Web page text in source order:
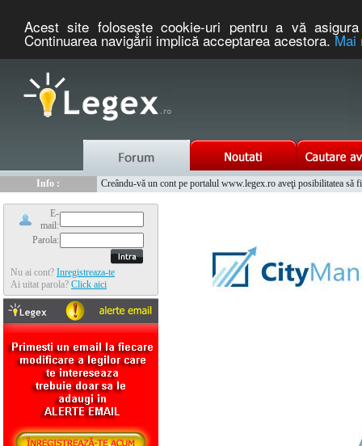
Acest site foloseşte cookie-uri pentru a vă
Continuarea navigării implică acceptarea acestora.Mai
Info :
Creându-vă un cont pe portalul www.legex.ro aveţi posibilitatea să
E-
mail:
Parola:
Nu ai cont? Inregistreaza-te
Ai uitat parola? Click aici